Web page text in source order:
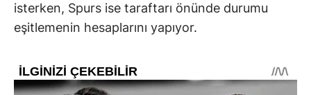
isterken, Spurs ise taraftarı önünde durumu
eşitlemenin hesaplarını yapıyor.